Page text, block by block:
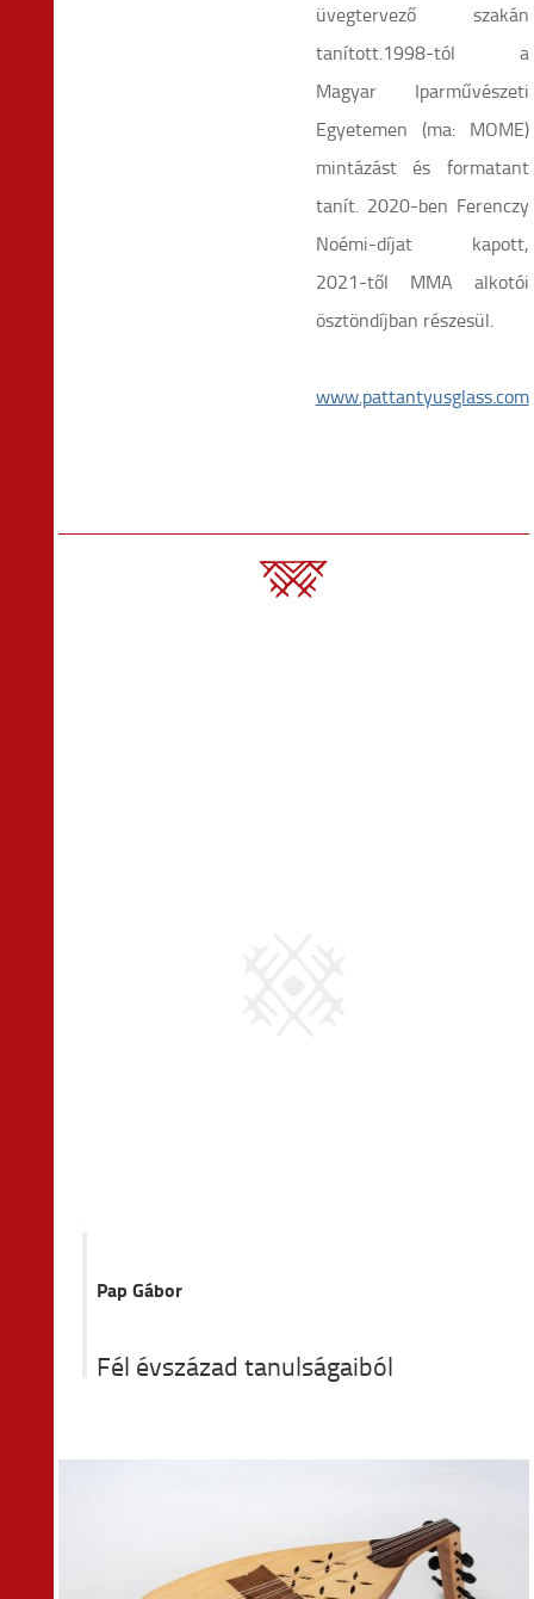
üvegtervező szakán
tanított.1998-tól a
Magyar Iparművészeti
Egyetemen (ma: MOME)
mintázást és formatant
tanít. 2020-ben Ferenczy
Noémi-díjat kapott,
2021-től MMA alkotói
ösztöndíjban részesül.
www.pattantyusglass.com
Pap Gábor
Fél évszázad tanulságaiból